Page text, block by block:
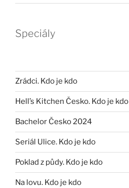
Speciály
Zrádci. Kdo je kdo
Hell’s Kitchen Česko. Kdo je kdo
Bachelor Česko 2024
Seriál Ulice. Kdo je kdo
Poklad z půdy. Kdo je kdo
Na lovu. Kdo je kdo